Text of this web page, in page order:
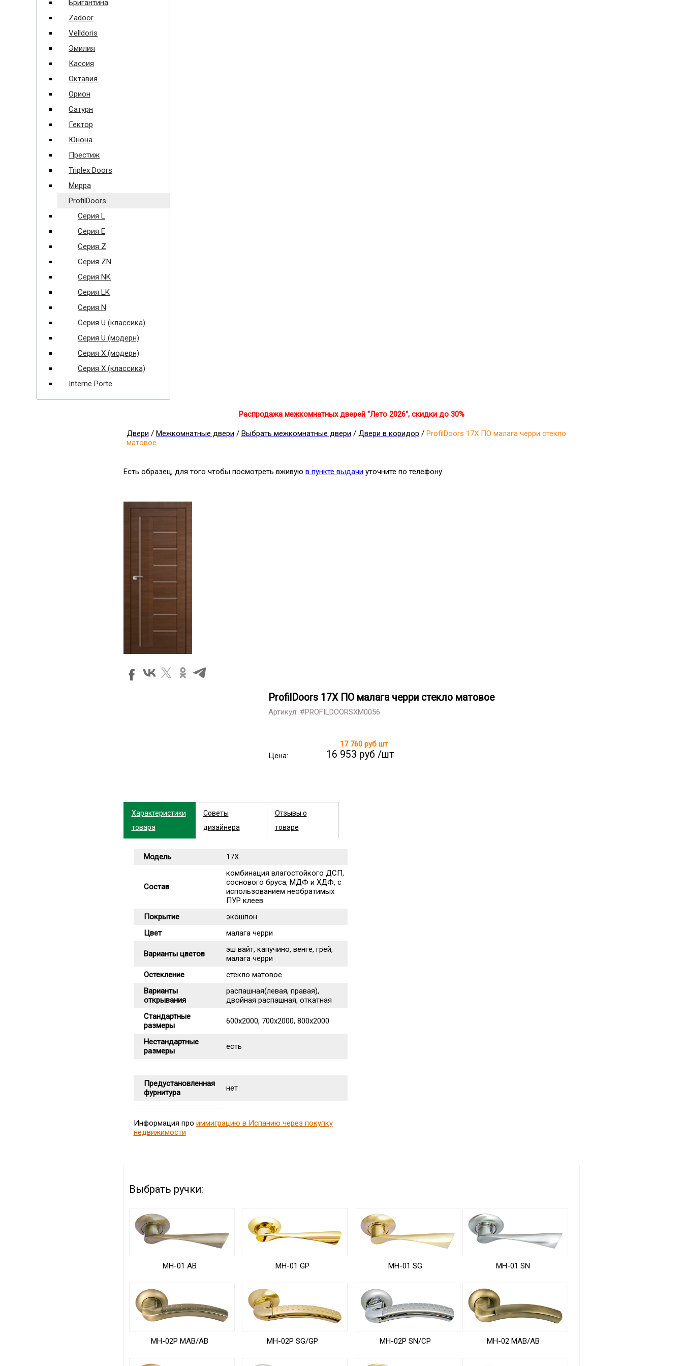
Бригантина
Zadoor
Velldoris
Эмилия
Кассия
Октавия
Орион
Сатурн
Гектор
Юнона
Престиж
Triplex Doors
Мирра
ProfilDoors
Серия L
Серия E
Серия Z
Серия ZN
Серия NK
Серия LK
Серия N
Серия U (классика)
Серия U (модерн)
Серия X (модерн)
Серия X (классика)
Interne Porte
Распродажа межкомнатных дверей "Лето 2026", скидки до 30%
Двери / Межкомнатные двери / Выбрать межкомнатные двери / Двери в коридор / ProfilDoors 17X ПО малага черри стекло
матовое
Есть образец, для того чтобы посмотреть вживую в пункте выдачи уточните по телефону
ProfilDoors 17X ПО малага черри стекло матовое
Артикул: #PROFILDOORSXM0056
Цена:
17 760 руб шт
16 953 руб /шт
Характеристики
товара
Советы
дизайнера
Отзывы о
товаре
Модель 17X
Состав
комбинация влагостойкого ДСП,
соснового бруса, МДФ и ХДФ, с
использованием необратимых
ПУР клеев
Покрытие
экошпон
Цвет
малага черри
Варианты цветов
эш вайт, капучино, венге, грей,
малага черри
Остекление
стекло матовое
Варианты
открывания
распашная(левая, правая),
двойная распашная, откатная
Стандартные
размеры
600х2000, 700х2000, 800х2000
Нестандартные
размеры
есть
Предустановленная
фурнитура
нет
Информация про иммиграцию в Испанию через покупку
недвижимости
Выбрать ручки:
MH-01 AB MH-01 GP MH-01 SG MH-01 SN
MH-02P MAB/AB MH-02P SG/GP MH-02P SN/CP MH-02 MAB/AB